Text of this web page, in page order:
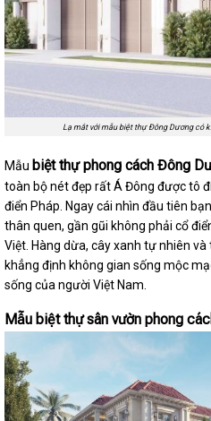
Lạ mắt với mẫu biệt thự Đông Dương có
Mẫu biệt thự phong cách Đông
toàn bộ nét đẹp rất Á Đông được tô
điển Pháp. Ngay cái nhìn đầu tiên
thân quen, gần gũi không phải cổ
Việt. Hàng dừa, cây xanh tự nhiên
khẳng định không gian sống mộc
sống của người Việt Nam.
Mẫu biệt thự sân vườn phong